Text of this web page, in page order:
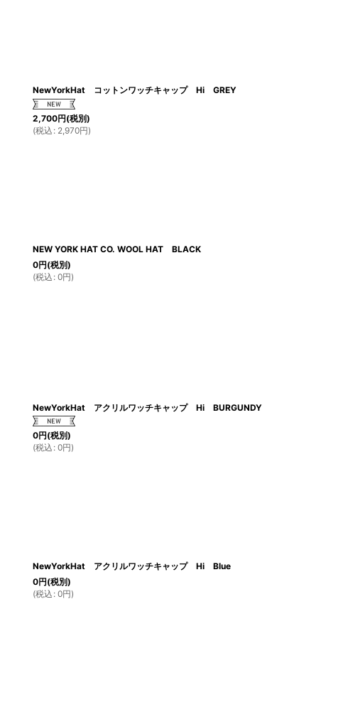
NewYorkHat コットンワッチキャップ Hi GREY
2,700円(税別)
(税込 : 2,970円)
NEW YORK HAT CO. WOOL HAT BLACK
0円(税別)
(税込 : 0円)
NewYorkHat アクリルワッチキャップ Hi BURGUNDY
0円(税別)
(税込 : 0円)
NewYorkHat アクリルワッチキャップ Hi Blue
0円(税別)
(税込 : 0円)